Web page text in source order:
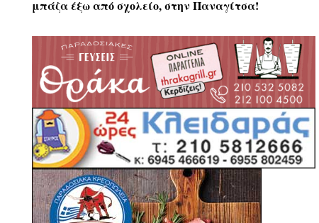
μπάζα έξω από σχολείο, στην Παναγίτσα!